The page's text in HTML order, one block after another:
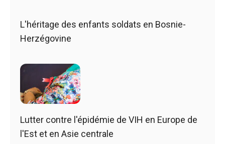
L'héritage des enfants soldats en Bosnie-
Herzégovine
Lutter contre l'épidémie de VIH en Europe de
l'Est et en Asie centrale